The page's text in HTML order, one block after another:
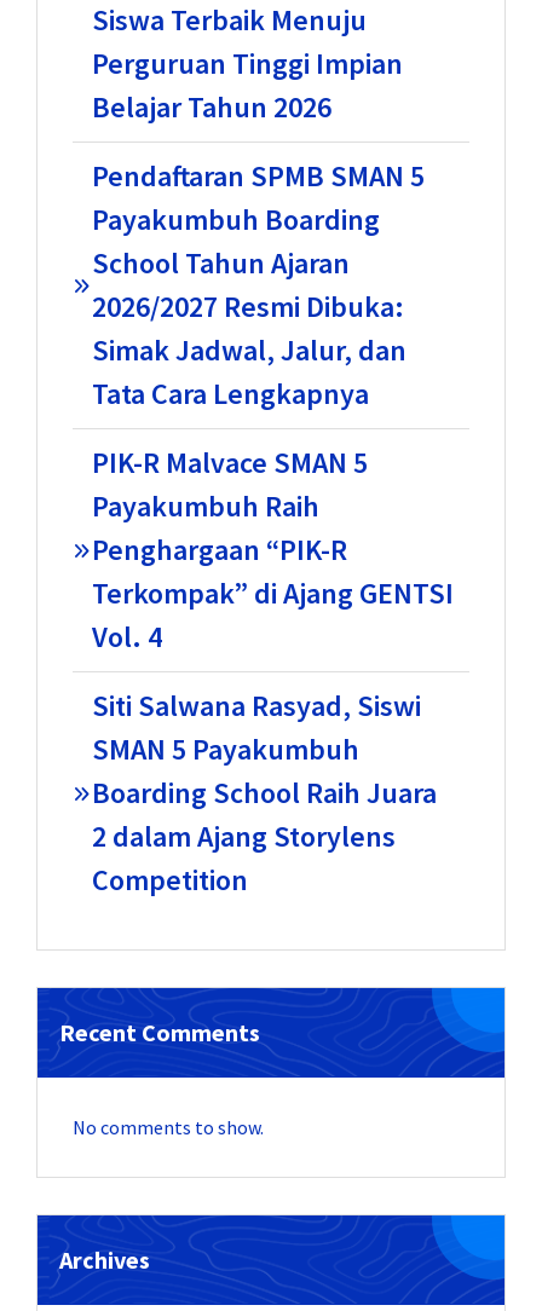
Siswa Terbaik Menuju
Perguruan Tinggi Impian
Belajar Tahun 2026
Pendaftaran SPMB SMAN 5
Payakumbuh Boarding
School Tahun Ajaran
2026/2027 Resmi Dibuka:
Simak Jadwal, Jalur, dan
Tata Cara Lengkapnya
PIK-R Malvace SMAN 5
Payakumbuh Raih
Penghargaan “PIK-R
Terkompak” di Ajang GENTSI
Vol. 4
Siti Salwana Rasyad, Siswi
SMAN 5 Payakumbuh
Boarding School Raih Juara
2 dalam Ajang Storylens
Competition
Recent Comments
No comments to show.
Archives